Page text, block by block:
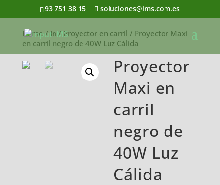
93 751 38 15 soluciones@ims.com.es
Home/In/Proyector en carril / Proyector Maxi
en carril negro de 40W Luz Cálida
Proyector
Maxi en
carril
negro de
40W Luz
Cálida